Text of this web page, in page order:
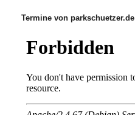
Termine von parkschuetzer.de